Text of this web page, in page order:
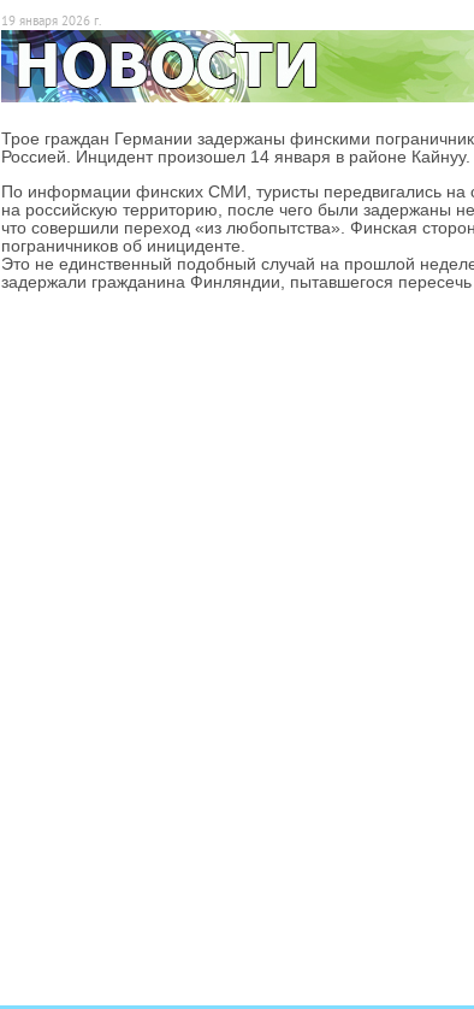
19 января 2026 г.
Трое граждан Германии задержаны финскими
Россией. Инцидент произошел 14 января в районе Кайнуу.
По информации финских СМИ, туристы передвигались на
на российскую территорию, после чего были задержаны
что совершили переход «из любопытства». Финская
пограничников об инициденте.
Это не единственный подобный случай на прошлой
задержали гражданина Финляндии, пытавшегося пересечь